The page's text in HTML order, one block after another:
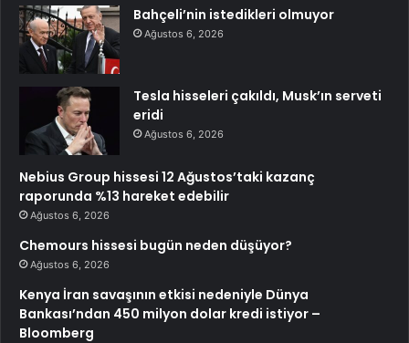
Bahçeli’nin istedikleri olmuyor
Ağustos 6, 2026
Tesla hisseleri çakıldı, Musk’ın serveti
eridi
Ağustos 6, 2026
Nebius Group hissesi 12 Ağustos’taki kazanç
raporunda %13 hareket edebilir
Ağustos 6, 2026
Chemours hissesi bugün neden düşüyor?
Ağustos 6, 2026
Kenya İran savaşının etkisi nedeniyle Dünya
Bankası’ndan 450 milyon dolar kredi istiyor –
Bloomberg